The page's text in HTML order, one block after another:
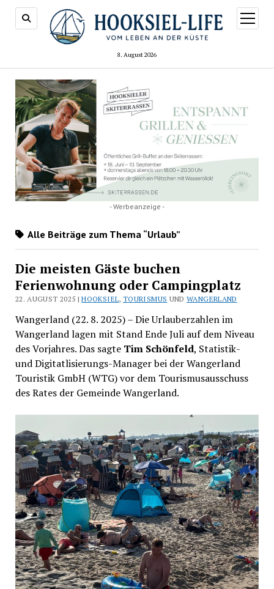
8. August 2026
Menü
öffnen
- Werbeanzeige -
Alle Beiträge zum Thema “Urlaub”
Die meisten Gäste buchen
Ferienwohnung oder Campingplatz
22. AUGUST 2025 |HOOKSIEL, TOURISMUS UNDWANGERLAND
Wangerland (22. 8. 2025) – Die Urlauberzahlen im
Wangerland lagen mit Stand Ende Juli auf dem Niveau
des Vorjahres. Das sagte Tim Schönfeld, Statistik-
und Digitatlisierungs-Manager bei der Wangerland
Touristik GmbH (WTG) vor dem Tourismusausschuss
des Rates der Gemeinde Wangerland.